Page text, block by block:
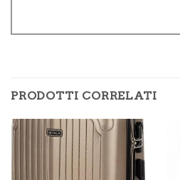
PRODOTTI CORRELATI